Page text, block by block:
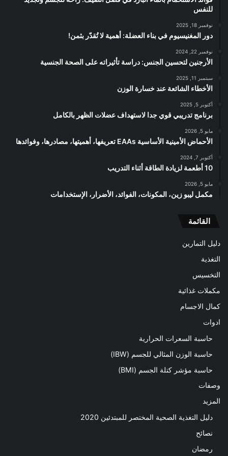
للنفس
نوفمبر 18, 2025
دور المغنيسيوم في بناء العضلة: أهمية لا تُقدّر بثمن!
نوفمبر 22, 2024
الأرجنين لتحسين الجنس: دراسة تأثيراته على الصحة الجنسية
سبتمبر 11, 2025
الأخطاء الشائعة عند خسارة الوزن
أكتوبر 5, 2025
برنامج تدريبي قوي جدا لاستهداف عضلات الظهر بالكامل
مايو 5, 2026
الأحماض الأمينية الأساسية EAAs تعريفها، أهميتها، مصادرها، وفوائدها
أكتوبر 7, 2024
10 أطعمة لزيادة الطاقة أثناء التدريب
مايو 5, 2026
مكمل ليبو زين، المكونات، الفوائد، الأضرار، الإستخدامات
القائمة
دليل التمارين
التغذية
التخسيس
مكملات غذائية
كمال الاجسام
ادوات
حاسبة السعرات الحرارية
حاسبة الوزن المثالي للجسم (IBW)
حاسبة مؤشر كتلة الجسم (BMI)
وصفات
المزيد
دليل التغذية الصحية المختصر للمبتدئين 2020​
نصائح
رمضان